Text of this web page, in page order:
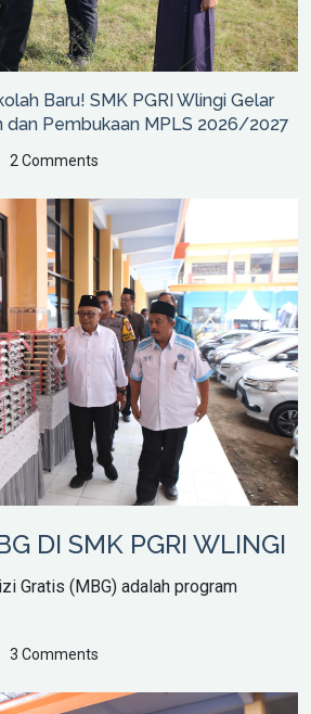
Baru! SMK PGRI Wlingi Gelar
dan Pembukaan MPLS 2026/2027
2 Comments
DI SMK PGRI WLINGI
Gratis (MBG) adalah program
3 Comments